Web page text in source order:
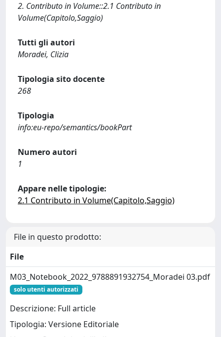
2. Contributo in Volume::2.1 Contributo in
Volume(Capitolo,Saggio)
Tutti gli autori
Moradei, Clizia
Tipologia sito docente
268
Tipologia
info:eu-repo/semantics/bookPart
Numero autori
1
Appare nelle tipologie:
2.1 Contributo in Volume(Capitolo,Saggio)
File in questo prodotto:
File
M03_Notebook_2022_9788891932754_Moradei 03.pdf
solo utenti autorizzati
Descrizione: Full article
Tipologia: Versione Editoriale